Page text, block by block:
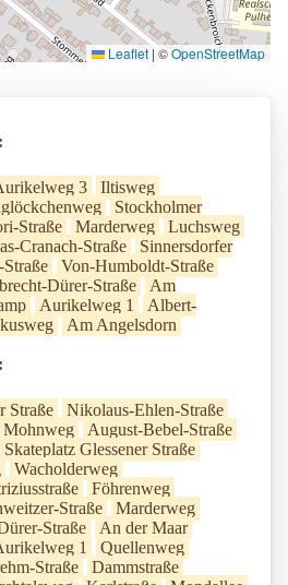
Leaflet | ©OpenStreetMap
3
Iltisweg
Stockholmer
Straße Marderweg
Luchsweg
Cranach-Straße
Sinnersdorfer
Von-Humboldt-Straße
Dürer-Straße
Am
Aurikelweg 1
Albert-
Am Angelsdorn
Straße
Nikolaus-Ehlen-Straße
Mohnweg
August-Bebel-Straße
Skateplatz Glessener Straße
Wacholderweg
Föhrenweg
Straße
Marderweg
Straße
An der Maar
1
Quellenweg
Straße
Dammstraße